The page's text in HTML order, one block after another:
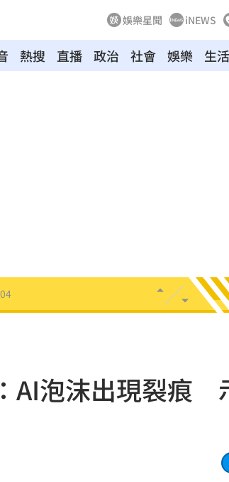
娛樂星聞 iNEWS
熱搜 直播 政治 社會 娛樂 生活
AI泡沫出現裂痕